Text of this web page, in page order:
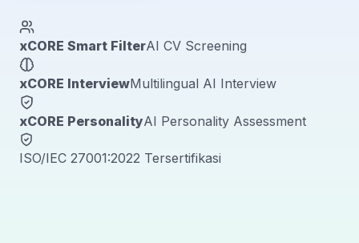
xCORE Smart FilterAI CV Screening
xCORE InterviewMultilingual AI Interview
xCORE PersonalityAI Personality Assessment
ISO/IEC 27001:2022 Tersertifikasi